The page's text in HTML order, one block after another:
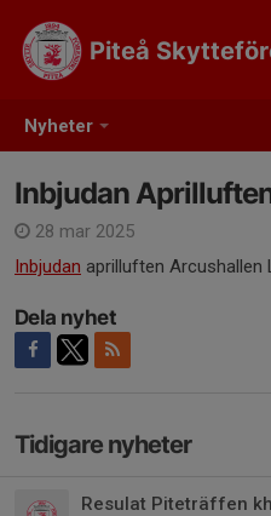
Nyheter
Piteå
Inbjudan
28 mar 2025
Inbjudan aprilluften Arcushallen
Dela nyhet
Tidigare nyheter
Resulat Piteträffen